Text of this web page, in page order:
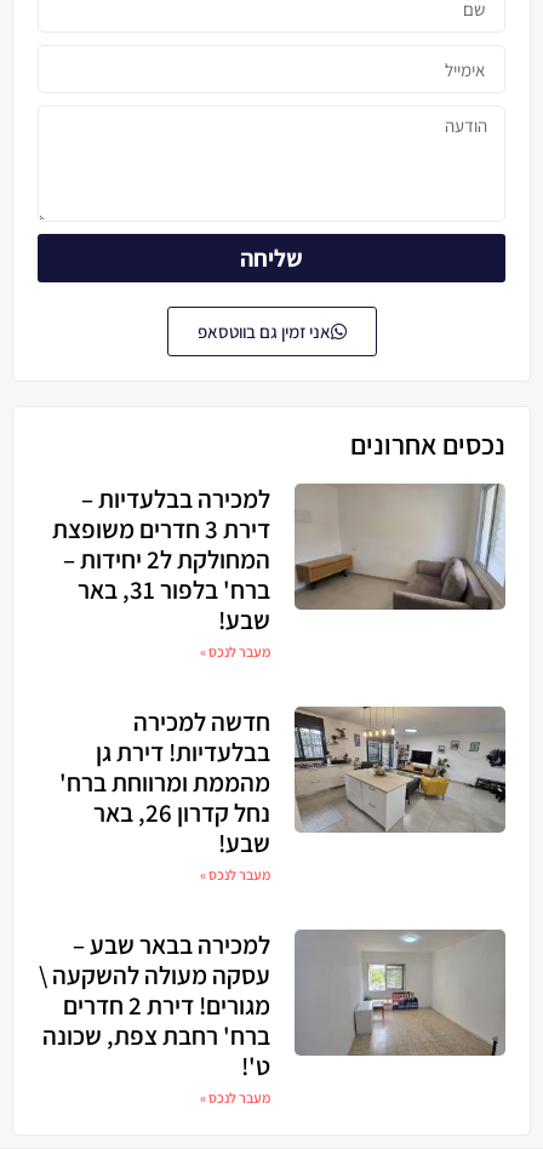
שליחה
אני זמין גם בווטסאפ
נכסים אחרונים
למכירה בבלעדיות –
דירת 3 חדרים משופצת
המחולקת ל2 יחידות –
ברח' בלפור 31, באר
שבע!
מעבר לנכס »
חדשה למכירה
בבלעדיות! דירת גן
מהממת ומרווחת ברח'
נחל קדרון 26, באר
שבע!
מעבר לנכס »
למכירה בבאר שבע –
עסקה מעולה להשקעה \
מגורים! דירת 2 חדרים
ברח' רחבת צפת, שכונה
ט'!
מעבר לנכס »